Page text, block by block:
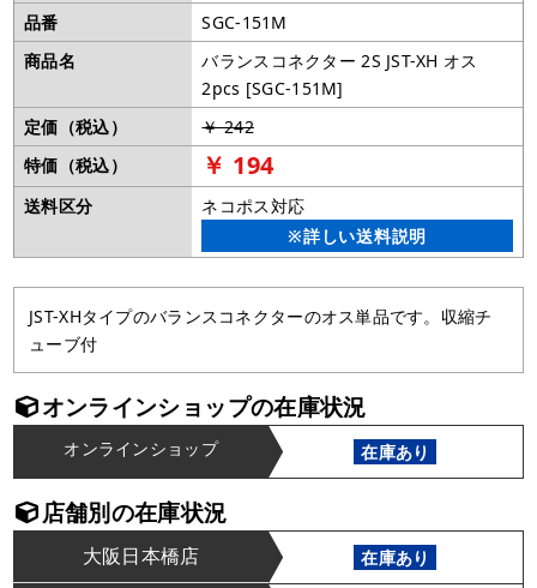
品番
SGC-151M
商品名
バランスコネクター 2S JST-XH オス
2pcs [SGC-151M]
定価（税込）
￥ 242
特価（税込）
￥ 194
送料区分
ネコポス対応
※詳しい送料説明
JST-XHタイプのバランスコネクターのオス単品です。収縮チ
ューブ付
オンラインショップの在庫状況
オンラインショップ 在庫あり
店舗別の在庫状況
大阪日本橋店 在庫あり